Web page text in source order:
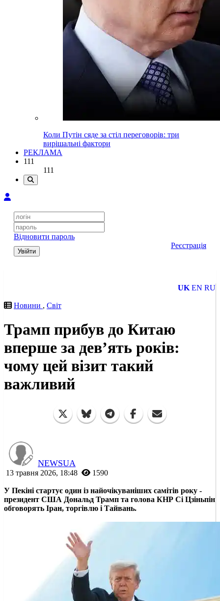
Коли Путін сяде за стіл переговорів: три
вирішальні фактори
РЕКЛАМА
111
111
Відновити пароль
Увійти
Реєстрація
UK EN RU
Новини , Світ
Трамп прибув до Китаю
вперше за дев’ять років:
чому цей візит такий
важливий
NEWSUA
13 травня 2026, 18:48 1590
У Пекіні стартує один із найочікуваніших самітів року -
президент США Дональд Трамп та голова КНР Сі Цзіньпін
обговорять Іран, торгівлю і Тайвань.